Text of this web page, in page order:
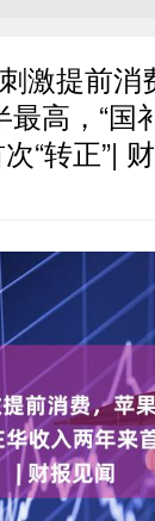
激提前消
高，“国
“转正”|